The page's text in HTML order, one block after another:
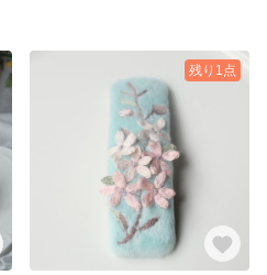
残り1点